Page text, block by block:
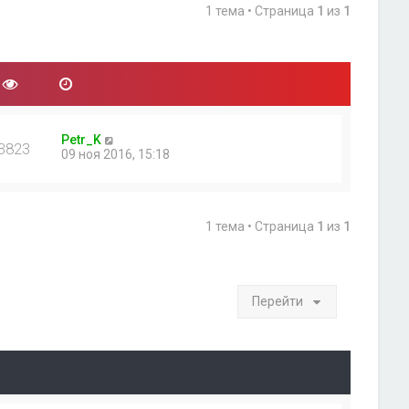
1 тема • Страница 1 из 1
Petr_K
09 ноя 2016, 15:18
1 тема • Страница 1 из 1
Перейти